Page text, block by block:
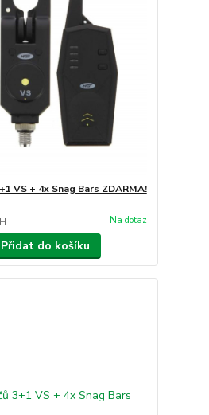
VS + 4x Snag Bars ZDARMA!
Na dotaz
Přidat do košíku